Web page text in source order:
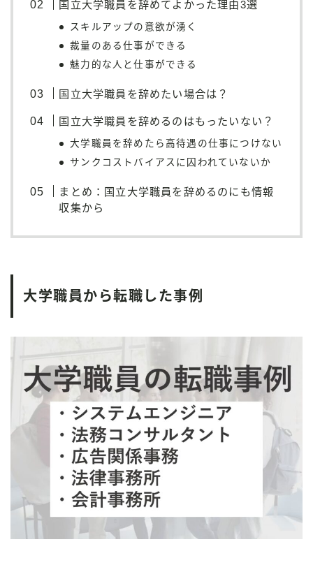
国立大学職員を辞めてよかった理由3選
スキルアップの意欲が湧く
裁量のある仕事ができる
魅力的な人と仕事ができる
国立大学職員を辞めたい場合は？
国立大学職員を辞めるのはもったいない？
大学職員を辞めたら高待遇の仕事につけない
サンクコストバイアスに囚われていないか
まとめ：国立大学職員を辞めるのにも情報
収集から
大学職員から転職した事例